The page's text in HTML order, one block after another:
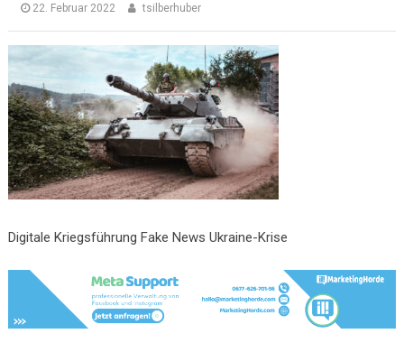
22. Februar 2022 tsilberhuber
Digitale Kriegsführung Fake News Ukraine-Krise